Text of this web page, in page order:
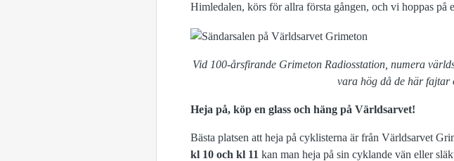
Himledalen, körs för allra första gången, och vi hoppas på
Vid 100-årsfirande Grimeton Radiosstation, numera
vara hög då de här fajtar
Heja på, köp en glass och häng på Världsarvet!
Bästa platsen att heja på cyklisterna är från Världsarvet
kl 10 och kl 11 kan man heja på sin cyklande vän eller